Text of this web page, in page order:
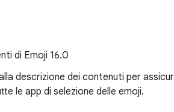
di Emoji 16.0
descrizione dei contenuti per
le app di selezione delle emoji.